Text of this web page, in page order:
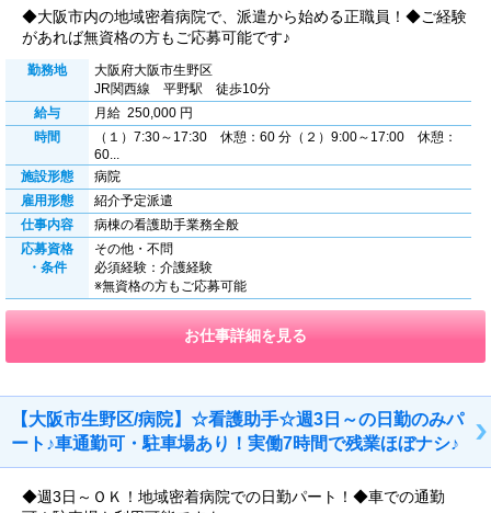
◆大阪市内の地域密着病院で、派遣から始める正職員！◆ご経験
があれば無資格の方もご応募可能です♪
勤務地
大阪府大阪市生野区
JR関西線 平野駅 徒歩10分
給与
月給 250,000 円
時間
（１）7:30～17:30 休憩：60 分（２）9:00～17:00 休憩：
60...
施設形態
病院
雇用形態
紹介予定派遣
仕事内容
病棟の看護助手業務全般
応募資格
・条件
その他・不問
必須経験：介護経験
※無資格の方もご応募可能
お仕事詳細を見る
【大阪市生野区/病院】☆看護助手☆週3日～の日勤のみパ
ート♪車通勤可・駐車場あり！実働7時間で残業ほぼナシ♪
◆週3日～ＯＫ！地域密着病院での日勤パート！◆車での通勤